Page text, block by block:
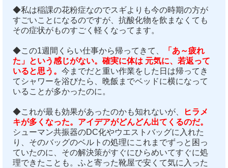
◆私は稲課の花粉症なのでスギよりも今の時期の方が
すごいことになるのですが、抗酸化物を飲まなくても
その症状がものすごく軽くなってます。
◆この1週間くらい仕事から帰ってきて、
「あ～疲れ
た」という感じがない。確実に体は 元気に、若返って
いると思う。 今までだと重い作業をした日は帰ってき
てシャワーを浴びたら、晩飯までベッドに横になって
いることが多かったのに。
◆これが最も効果があったのかも知れないが、
ヒラメ
キが多くなった。アイデアがどんどん出てくるのだ。
シューマン共振器のDC化やウエストバッグに入れた
り、そのバッグのベルトの処理にこれまでずっと困っ
ていたのに、その解決策がすぐにひらめいてすぐに処
理できたことも。ふと寄った靴屋で安くて気に入った